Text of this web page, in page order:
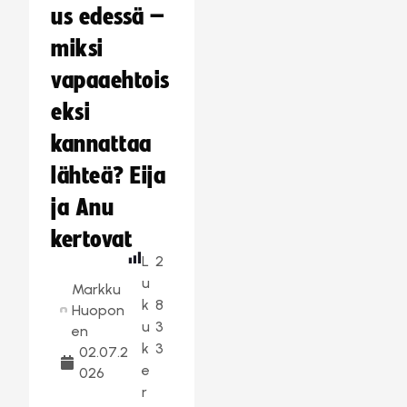
us edessä –
miksi
vapaaehtois
eksi
kannattaa
lähteä? Eija
ja Anu
kertovat
Markku
Huopon
en
02.07.2
026
L
u
k
u
k
e
r
2
8
3
3